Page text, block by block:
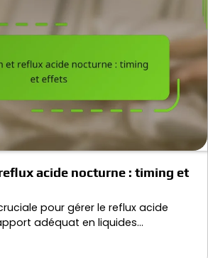
acide nocturne : timing et
pour gérer le reflux acide
adéquat en liquides…